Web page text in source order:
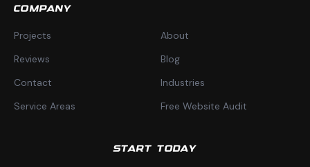
COMPANY
Projects
About
Reviews
Blog
Contact
Industries
Service Areas
Free Website Audit
START TODAY